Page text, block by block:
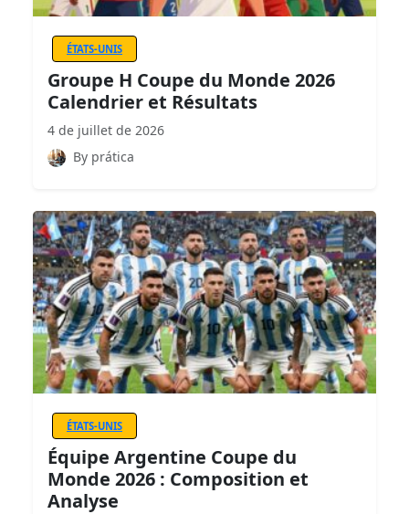
ÉTATS-UNIS
Groupe H Coupe du Monde 2026
Calendrier et Résultats
4 de juillet de 2026
By prática
ÉTATS-UNIS
Équipe Argentine Coupe du
Monde 2026 : Composition et
Analyse